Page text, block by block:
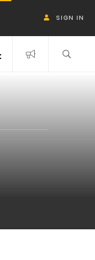
SIGN IN